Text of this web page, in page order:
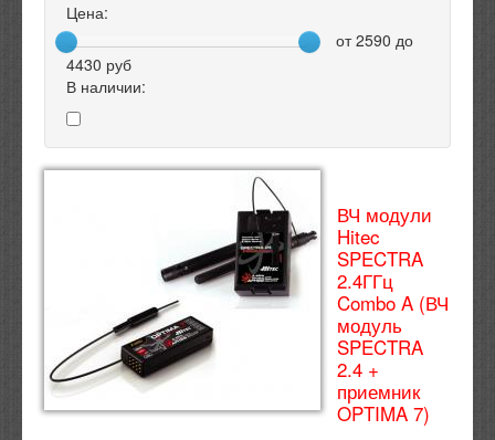
Цена:
от2590 до
4430 руб
В наличии:
ВЧ модули
Hitec
SPECTRA
2.4ГГц
Combo A (ВЧ
модуль
SPECTRA
2.4 +
приемник
OPTIMA 7)